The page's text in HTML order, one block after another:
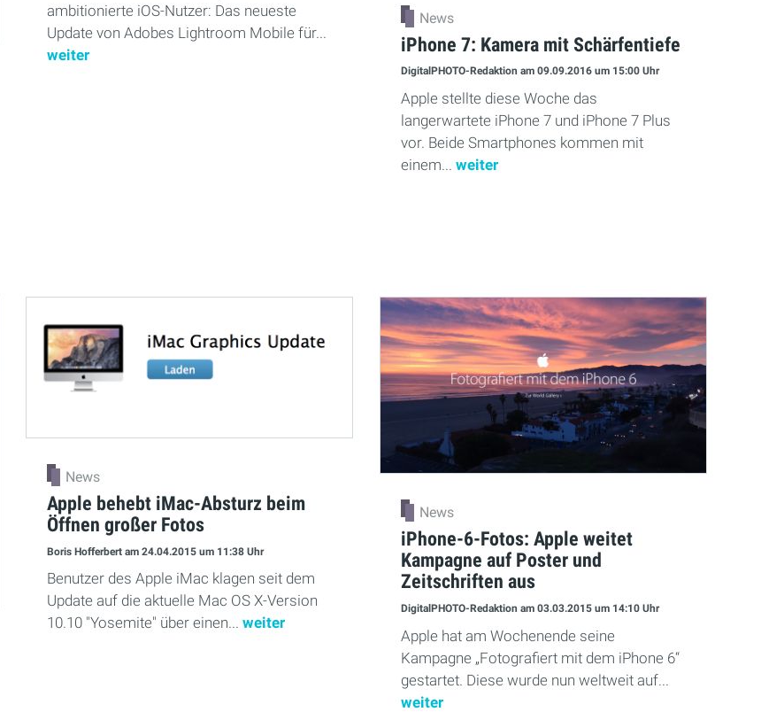
ambitionierte iOS-Nutzer: Das neueste
Update von Adobes Lightroom Mobile für...
weiter
News
iPhone 7: Kamera mit Schärfentiefe
DigitalPHOTO-Redaktion am 09.09.2016 um 15:00 Uhr
Apple stellte diese Woche das
langerwartete iPhone 7 und iPhone 7 Plus
vor. Beide Smartphones kommen mit
einem... weiter
News
Apple behebt iMac-Absturz beim
Öffnen großer Fotos
Boris Hofferbert am 24.04.2015 um 11:38 Uhr
Benutzer des Apple iMac klagen seit dem
Update auf die aktuelle Mac OS X-Version
10.10 "Yosemite" über einen... weiter
News
iPhone-6-Fotos: Apple weitet
Kampagne auf Poster und
Zeitschriften aus
DigitalPHOTO-Redaktion am 03.03.2015 um 14:10 Uhr
Apple hat am Wochenende seine
Kampagne „Fotografiert mit dem iPhone 6“
gestartet. Diese wurde nun weltweit auf...
weiter